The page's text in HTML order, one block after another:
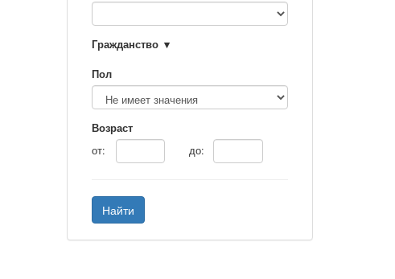
Гражданство
Пол
Возраст
от:
до:
Найти